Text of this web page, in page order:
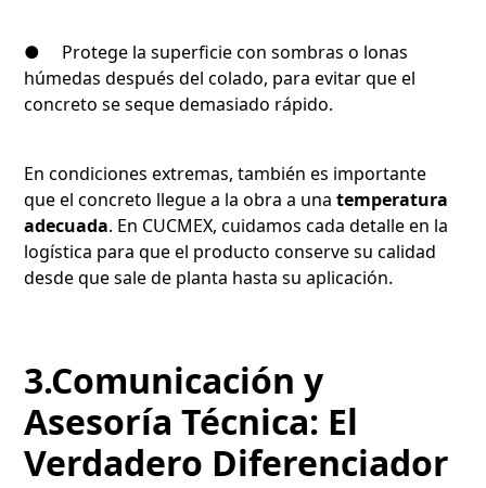
● Protege la superficie con sombras o lonas
húmedas después del colado, para evitar que el
concreto se seque demasiado rápido.
En condiciones extremas, también es importante
que el concreto llegue a la obra a unatemperatura
adecuada. En CUCMEX, cuidamos cada detalle en la
logística para que el producto conserve su calidad
desde que sale de planta hasta su aplicación.
3.Comunicación y
Asesoría Técnica: El
Verdadero Diferenciador